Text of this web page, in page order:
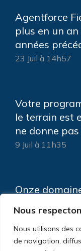
Nous
Nous utilisons des
de navigation,
Agentforce
plus en un
années
23 Juil à 14h57
Votre
le terrain est
ne donne pas
9 Juil à 11h35
Onze
le terrain
5 Juin à 9h11